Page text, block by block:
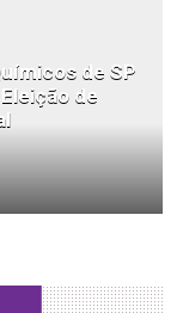
de SP
de